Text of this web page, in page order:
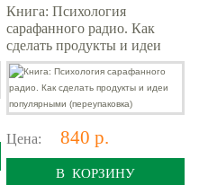
Книга: Психология
сарафанного радио. Как
сделать продукты и идеи
популярными
(переупаковка)
Цена: 840 р.
В КОРЗИНУ